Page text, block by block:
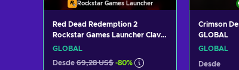
Rockstar Games Launcher
Red Dead Redemption 2
Rockstar Games Launcher Clave
GLOBAL
GLOBAL
Desde 69,28 US$ -80%
Crimson
GLOBAL
GLOBAL
Desde